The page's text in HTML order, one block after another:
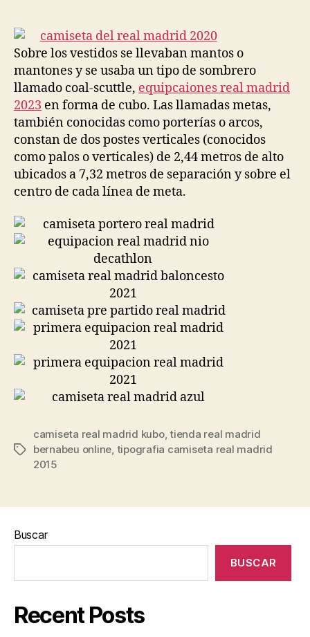
entrada
entrada
Sobre los vestidos se llevaban mantos o
mantones y se usaba un tipo de sombrero
llamado coal-scuttle, equipcaiones real madrid
2023 en forma de cubo. Las llamadas metas,
también conocidas como porterías o arcos,
constan de dos postes verticales (conocidos
como palos o verticales) de 2,44 metros de alto
ubicados a 7,32 metros de separación y sobre el
centro de cada línea de meta.
Etiquetas
camiseta real madrid kubo,tienda real madrid
bernabeu online, tipografia camiseta real madrid
2015
Buscar
BUSCAR
Recent Posts